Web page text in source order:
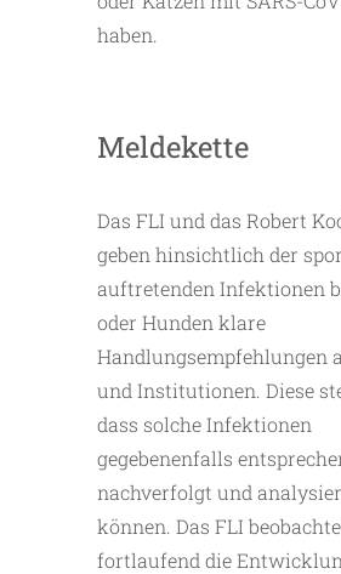
haben.
Meldekette
Das FLI und das Robert
geben hinsichtlich der
auftretenden Infektionen
oder Hunden klare
Handlungsempfehlungen
und Institutionen. Diese
dass solche Infektionen
gegebenenfalls
nachverfolgt und
können. Das FLI
fortlaufend die